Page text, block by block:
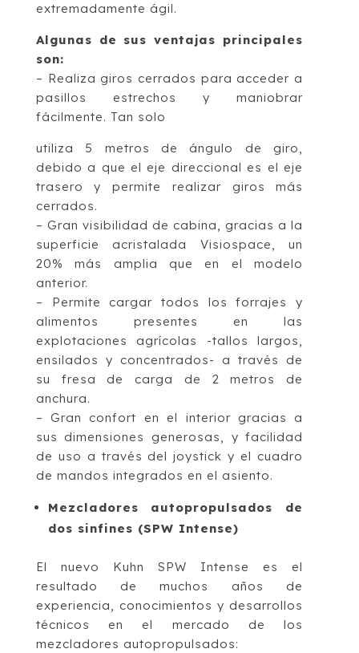
extremadamente ágil.
Algunas de sus ventajas principales
son:
– Realiza giros cerrados para acceder a
pasillos estrechos y maniobrar
fácilmente. Tan solo
utiliza 5 metros de ángulo de giro,
debido a que el eje direccional es el eje
trasero y permite realizar giros más
cerrados.
– Gran visibilidad de cabina, gracias a la
superficie acristalada Visiospace, un
20% más amplia que en el modelo
anterior.
– Permite cargar todos los forrajes y
alimentos presentes en las
explotaciones agrícolas -tallos largos,
ensilados y concentrados- a través de
su fresa de carga de 2 metros de
anchura.
– Gran confort en el interior gracias a
sus dimensiones generosas, y facilidad
de uso a través del joystick y el cuadro
de mandos integrados en el asiento.
Mezcladores autopropulsados de
dos sinfines (SPW Intense)
El nuevo Kuhn SPW Intense es el
resultado de muchos años de
experiencia, conocimientos y desarrollos
técnicos en el mercado de los
mezcladores autopropulsados: